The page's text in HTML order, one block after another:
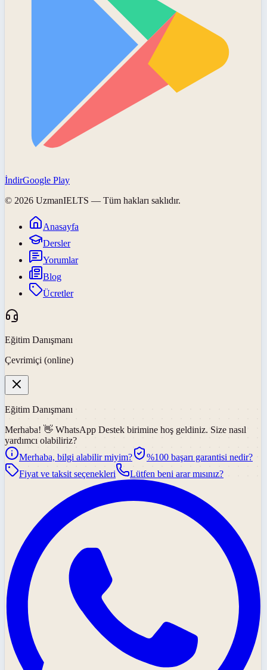
İndirGoogle Play
© 2026 UzmanIELTS — Tüm hakları saklıdır.
Anasayfa
Dersler
Yorumlar
Blog
Ücretler
Eğitim Danışmanı
Çevrimiçi (online)
Eğitim Danışmanı
Merhaba! 👋 WhatsApp Destek birimine hoş geldiniz. Size nasıl
yardımcı olabiliriz?
Merhaba, bilgi alabilir miyim?
%100 başarı garantisi nedir?
Fiyat ve taksit seçenekleri
Lütfen beni arar mısınız?